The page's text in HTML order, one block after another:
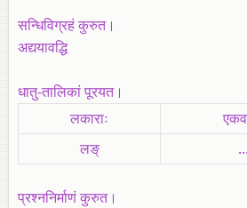
सन्धिविग्रहं कुरुत।
अद्ययावद्धि
धातु-तालिकां पूरयत।
लकाराः
लङ्‌
प्रश्ननिर्माणं कुरुत।